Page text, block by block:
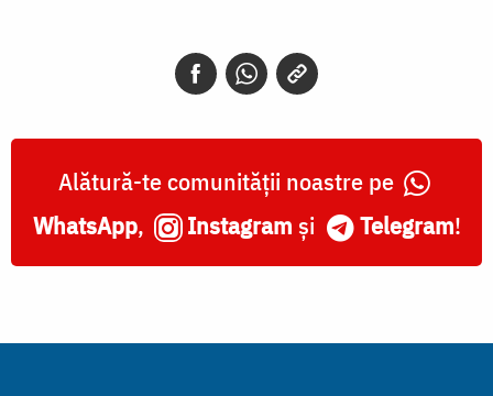
Alătură-te comunității noastre pe
WhatsApp, Instagram și Telegram!